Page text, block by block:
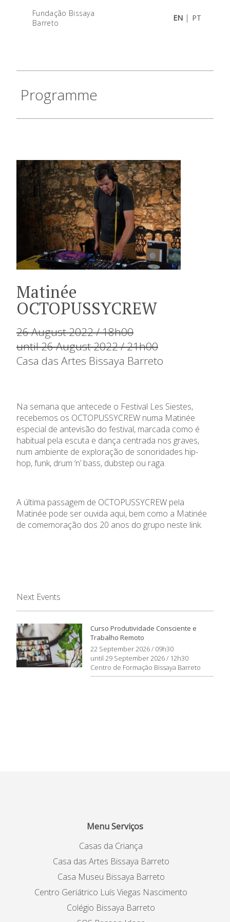
Fundação Bissaya
Barreto
EN | PT
Programme
Matinée
OCTOPUSSYCREW
26 August 2022 / 18h00
until 26 August 2022 / 21h00
Casa das Artes Bissaya Barreto
Na semana que antecede o Festival Les Siestes,
recebemos os OCTOPUSSYCREW numa Matinée
especial de antevisão do festival, marcada como é
habitual pela escuta e dança centrada nos graves,
num ambiente de exploração de sonoridades hip-
hop, funk, drum ‘n’ bass, dubstep ou raga.
A última passagem de OCTOPUSSYCREW pela
Matinée pode ser ouvida aqui, bem como a Matinée
de comemoração dos 20 anos do grupo neste link.
Next Events
Curso Produtividade Consciente e
Trabalho Remoto
22 September 2026 / 09h30
until 29 September 2026 / 12h30
Centro de Formação Bissaya Barreto
Menu Serviços
Casas da Criança
Casa das Artes Bissaya Barreto
Casa Museu Bissaya Barreto
Centro Geriátrico Luís Viegas Nascimento
Colégio Bissaya Barreto